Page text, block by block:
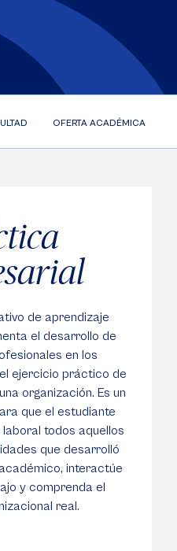
OFERTA ACADÉMICA
de aprendizaje
el desarrollo de
en los
ejercicio práctico de
organización. Es un
que el estudiante
todos aquellos
que desarrolló
interactúe
y comprenda el
real.